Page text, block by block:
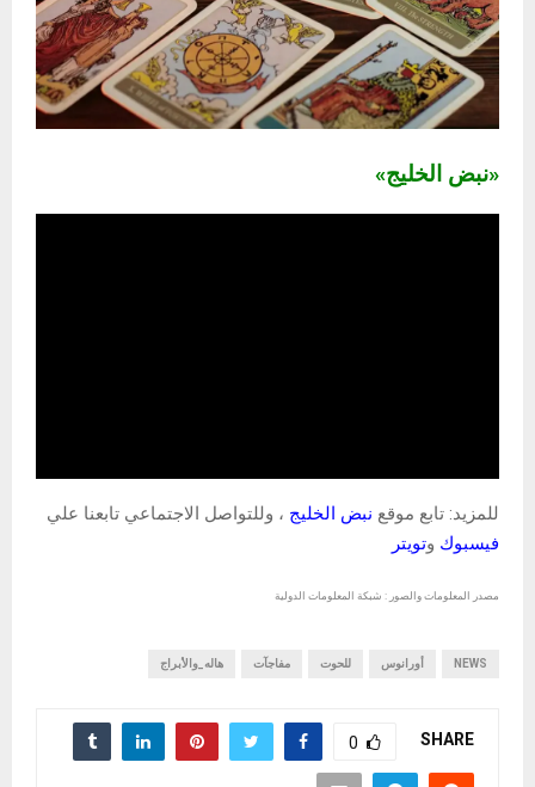
«نبض الخليج»
للمزيد: تابع موقع نبض الخليج ، وللتواصل الاجتماعي تابعنا علي
فيسبوك وتويتر
مصدر المعلومات والصور : شبكة المعلومات الدولية
NEWS أورانوس للحوت مفاجآت هاله_والأبراج
SHARE
0